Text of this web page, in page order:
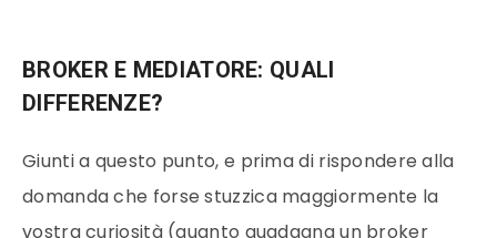
BROKER E MEDIATORE: QUALI
DIFFERENZE?
Giunti a questo punto, e prima di rispondere alla
domanda che forse stuzzica maggiormente la
vostra curiosità (quanto guadagna un broker